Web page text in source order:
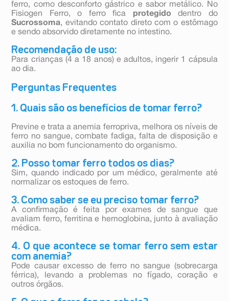
ferro, como desconforto gástrico e sabor metálico. No
Fisiogen Ferro, o ferro fica protegido dentro do
Sucrossoma, evitando contato direto com o estômago
e sendo absorvido diretamente no intestino.
Recomendação de uso:
Para crianças (4 a 18 anos) e adultos, ingerir 1 cápsula
ao dia.
Perguntas Frequentes
1. Quais são os benefícios de tomar ferro?
Previne e trata a anemia ferropriva, melhora os níveis de
ferro no sangue, combate fadiga, falta de disposição e
auxilia no bom funcionamento do organismo.
2. Posso tomar ferro todos os dias?
Sim, quando indicado por um médico, geralmente até
normalizar os estoques de ferro.
3. Como saber se eu preciso tomar ferro?
A confirmação é feita por exames de sangue que
avaliam ferro, ferritina e hemoglobina, junto à avaliação
médica.
4. O que acontece se tomar ferro sem estar
com anemia?
Pode causar excesso de ferro no sangue (sobrecarga
férrica), levando a problemas no fígado, coração e
outros órgãos.